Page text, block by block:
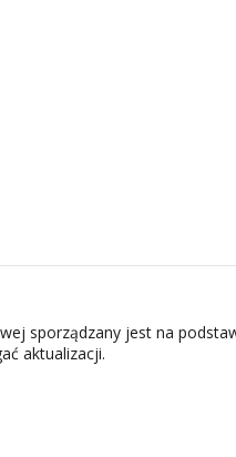
sporządzany jest na
aktualizacji.